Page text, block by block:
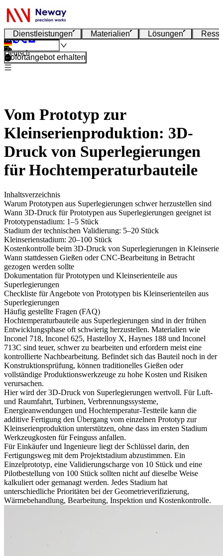
Dienstleistungen Materialien Lösungen
Deutsch
Sofortangebot erhalten
Vom Prototyp zur
Kleinserienproduktion: 3D-
Druck von Superlegierungen
für Hochtemperaturbauteile
Inhaltsverzeichnis
Warum Prototypen aus Superlegierungen schwer herzustellen sind
Wann 3D-Druck für Prototypen aus Superlegierungen geeignet ist
Prototypenstadium: 1–5 Stück
Stadium der technischen Validierung: 5–20 Stück
Kleinserienstadium: 20–100 Stück
Kostenkontrolle beim 3D-Druck von Superlegierungen in Kleinserie
Wann stattdessen Gießen oder CNC-Bearbeitung in Betracht
gezogen werden sollte
Dokumentation für Prototypen und Kleinserienteile aus
Superlegierungen
Checkliste für Angebote von Prototypen bis Kleinserienteilen aus
Superlegierungen
Häufig gestellte Fragen (FAQ)
Hochtemperaturbauteile aus Superlegierungen sind in der frühen
Entwicklungsphase oft schwierig herzustellen. Materialien wie
Inconel 718, Inconel 625, Hastelloy X, Haynes 188 und Inconel
713C sind teuer, schwer zu bearbeiten und erfordern meist eine
kontrollierte Nachbearbeitung. Befindet sich das Bauteil noch in der
Konstruktionsprüfung, können traditionelles Gießen oder
vollständige Produktionswerkzeuge zu hohe Kosten und Risiken
verursachen.
Hier wird der3D-Druck von Superlegierungen wertvoll. Für Luft-
und Raumfahrt, Turbinen, Verbrennungssysteme,
Energieanwendungen und Hochtemperatur-Testteile kann die
additive Fertigung den Übergang vom einzelnen Prototyp zur
Kleinserienproduktion unterstützen, ohne dass im ersten Stadium
Werkzeugkosten für Feinguss anfallen.
Für Einkäufer und Ingenieure liegt der Schlüssel darin, den
Fertigungsweg mit dem Projektstadium abzustimmen. Ein
Einzelprototyp, eine Validierungscharge von 10 Stück und eine
Pilotbestellung von 100 Stück sollten nicht auf dieselbe Weise
kalkuliert oder gemanagt werden. Jedes Stadium hat
unterschiedliche Prioritäten bei der Geometrieverifizierung,
Wärmebehandlung, Bearbeitung, Inspektion und Kostenkontrolle.